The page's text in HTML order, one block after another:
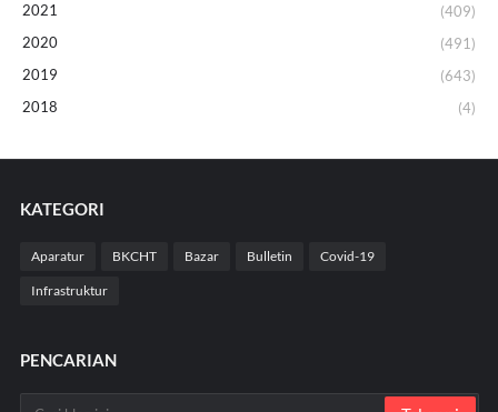
2021
(409)
2020
(491)
2019
(643)
2018
(4)
KATEGORI
Aparatur BKCHT Bazar Bulletin Covid-19
Infrastruktur
PENCARIAN